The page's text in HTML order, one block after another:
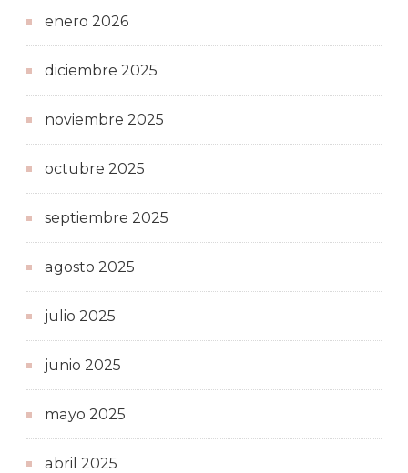
enero 2026
diciembre 2025
noviembre 2025
octubre 2025
septiembre 2025
agosto 2025
julio 2025
junio 2025
mayo 2025
abril 2025